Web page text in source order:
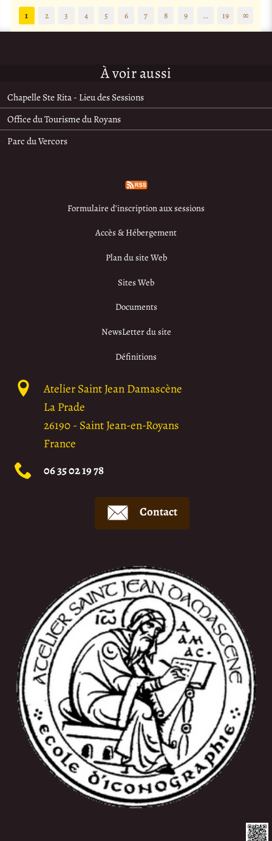
1
2 3 4 5 6 7 8 9 … 19 ∞
À voir aussi
Chapelle Ste Rita - Lieu des Sessions
Office du Tourisme du Royans
Parc du Vercors
Formulaire d’inscription aux sessions
Accès & Hébergement
Plan du site Web
Sites Web
Documents
NewsLetter du site
Définitions
Atelier Saint Jean Damascène
La Prade
26190- Saint Jean-en-Royans
France
06 35 02 19 78
Contact